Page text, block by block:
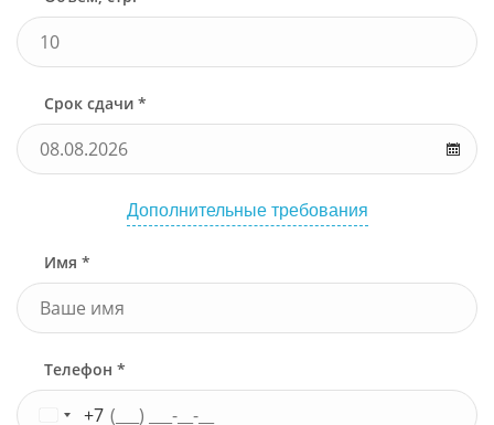
Срок сдачи *
Дополнительные требования
Имя *
Телефон *
+7